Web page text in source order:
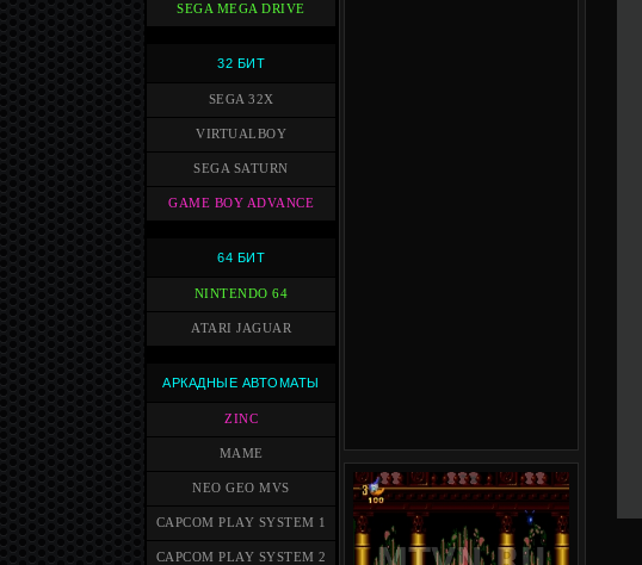
SEGA MEGA DRIVE
32 БИТ
SEGA 32X
VIRTUALBOY
SEGA SATURN
GAME BOY ADVANCE
64 БИТ
NINTENDO 64
ATARI JAGUAR
АРКАДНЫЕ АВТОМАТЫ
ZINC
MAME
NEO GEO MVS
CAPCOM PLAY SYSTEM 1
CAPCOM PLAY SYSTEM 2